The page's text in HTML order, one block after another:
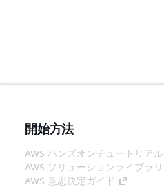
開始方法
AWS ハンズオンチュートリアル
AWS ソリューションライブラリ
AWS 意思決定ガイド